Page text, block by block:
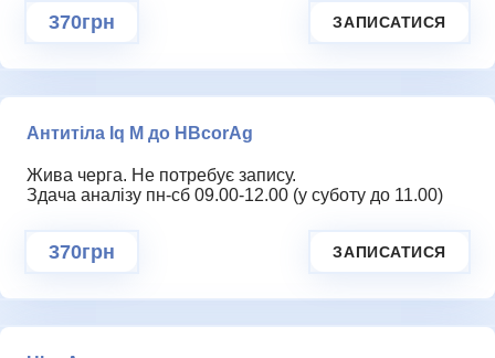
370грн ЗАПИСАТИСЯ
Антитіла Iq M до HBcorAg
Жива черга. Не потребує запису.
Здача аналізу пн-сб 09.00-12.00 (у суботу до 11.00)
370грн ЗАПИСАТИСЯ